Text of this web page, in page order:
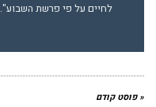
לחיים על פי פרשת השבוע".
« פוסט קודם